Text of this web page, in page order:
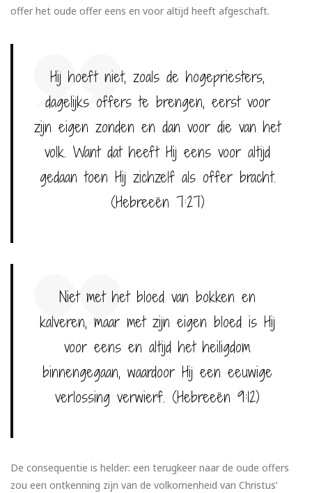
offer het oude offer eens en voor altijd heeft afgeschaft.
Hij hoeft niet, zoals de hogepriesters,
dagelijks offers te brengen, eerst voor
zijn eigen zonden en dan voor die van het
volk. Want dat heeft Hij eens voor altijd
gedaan toen Hij zichzelf als offer bracht.
(Hebreeën 7:27)
Niet met het bloed van bokken en
kalveren, maar met zijn eigen bloed is Hij
voor eens en altijd het heiligdom
binnengegaan, waardoor Hij een eeuwige
verlossing verwierf. (Hebreeën 9:12)
De consequentie is helder: een terugkeer naar de oude offers
zou een ontkenning zijn van de volkomenheid van Christus’